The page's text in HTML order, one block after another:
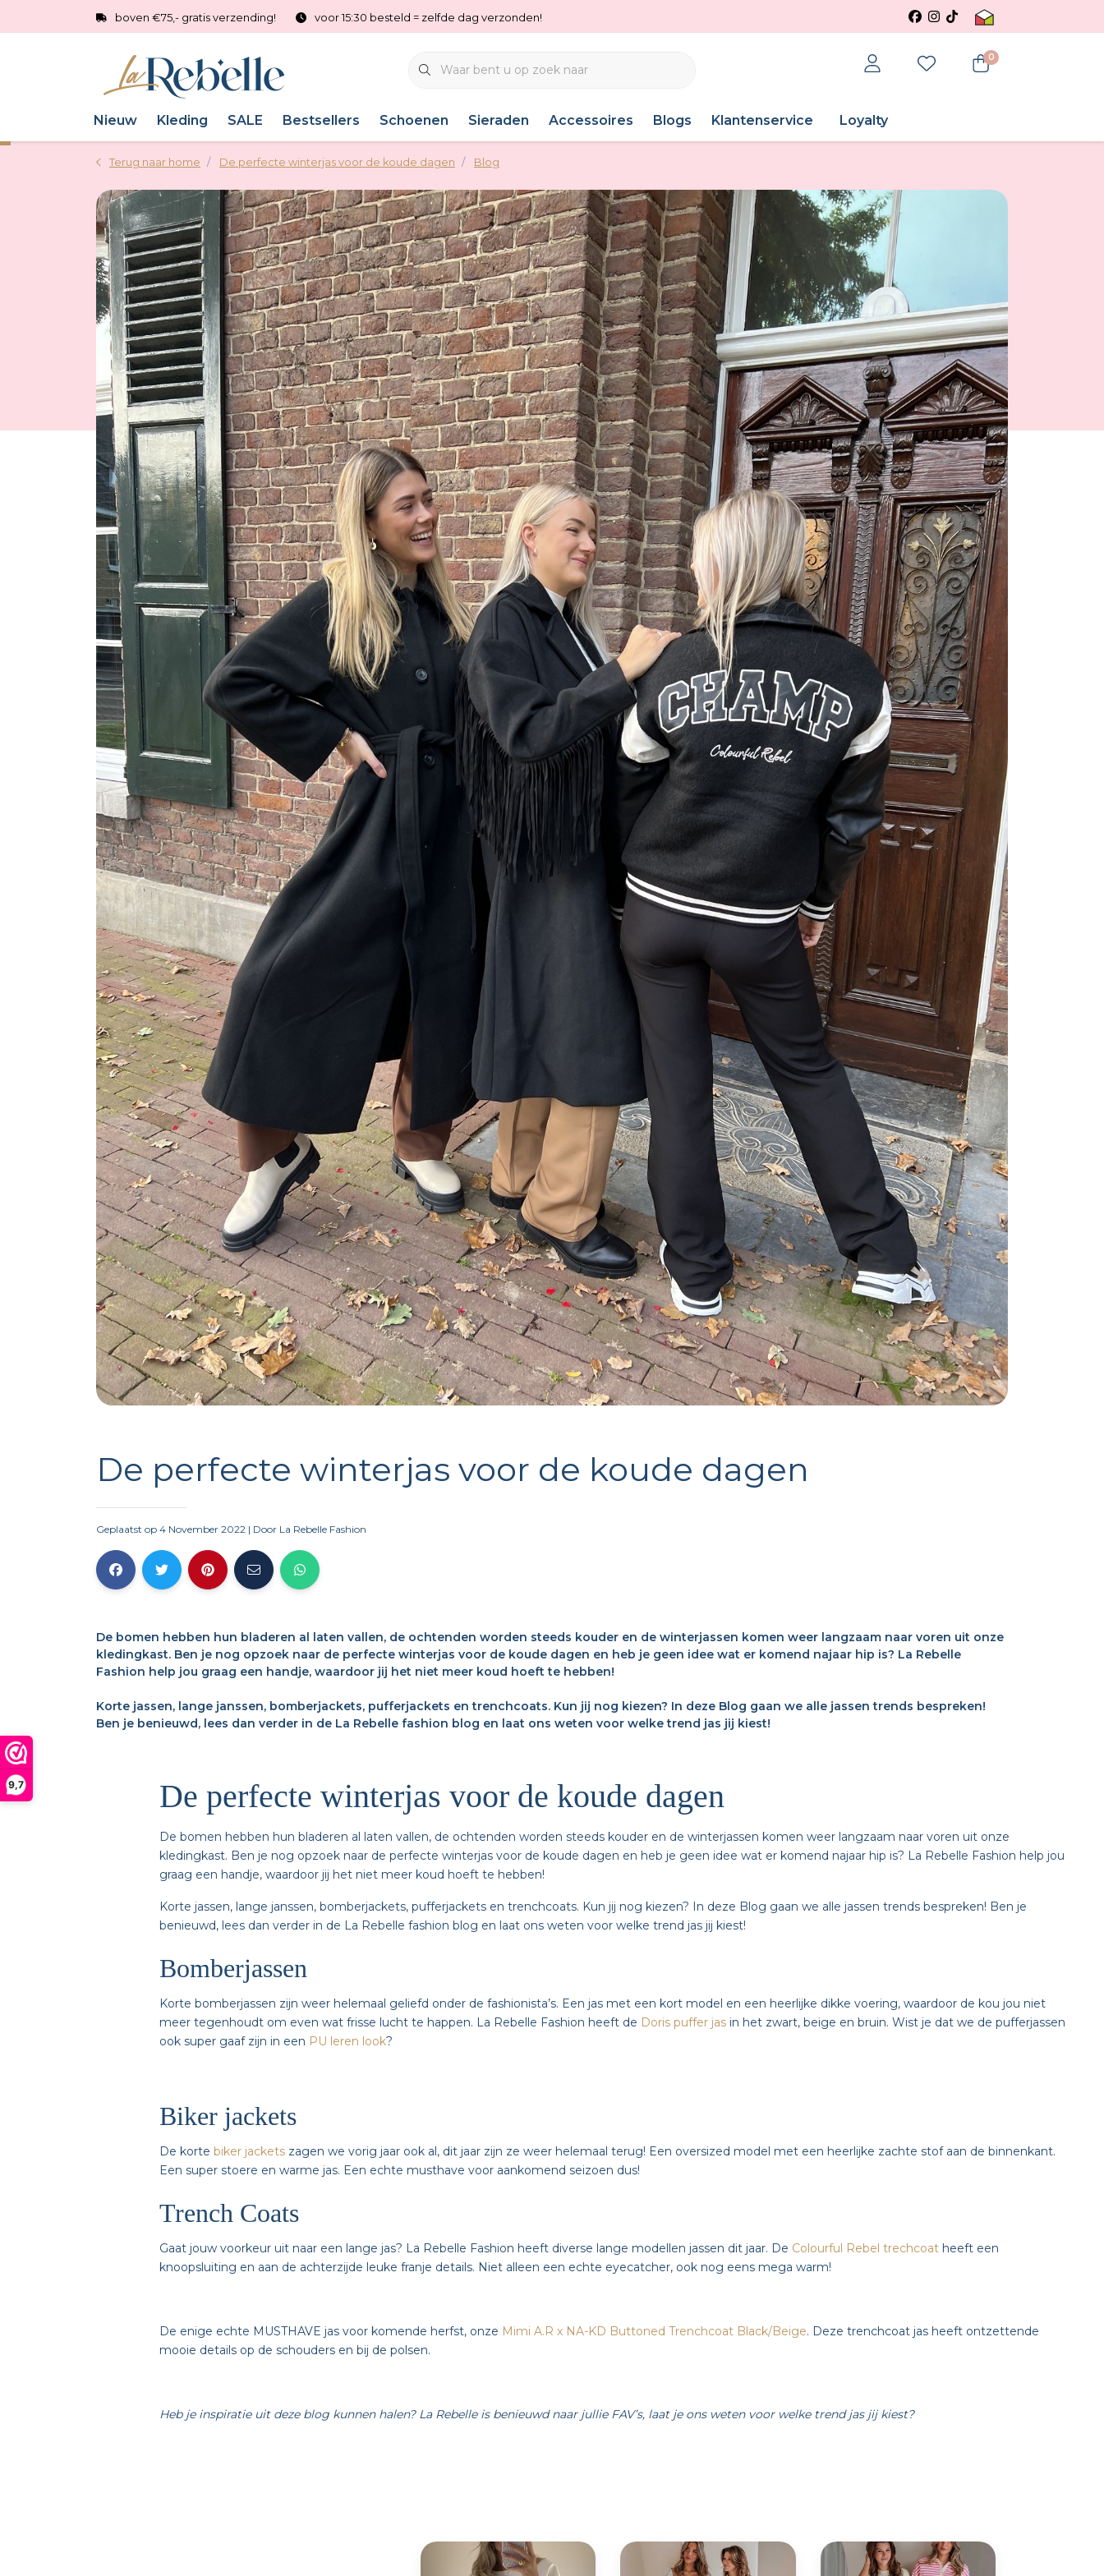
9,7
boven €75,- gratis verzending! voor 15:30 besteld = zelfde dag verzonden!
0
Nieuw Kleding SALE Bestsellers Schoenen Sieraden Accessoires Blogs Klantenservice Loyalty
Terug naar home De perfecte winterjas voor de koude dagen Blog
De perfecte winterjas voor de koude dagen
Geplaatst op 4 November 2022 | Door La Rebelle Fashion
De bomen hebben hun bladeren al laten vallen, de ochtenden worden steeds kouder en de winterjassen komen weer langzaam naar voren uit onze
kledingkast. Ben je nog opzoek naar de perfecte winterjas voor de koude dagen en heb je geen idee wat er komend najaar hip is? La Rebelle
Fashion help jou graag een handje, waardoor jij het niet meer koud hoeft te hebben!
Korte jassen, lange janssen, bomberjackets, pufferjackets en trenchcoats. Kun jij nog kiezen? In deze Blog gaan we alle jassen trends bespreken!
Ben je benieuwd, lees dan verder in de La Rebelle fashion blog en laat ons weten voor welke trend jas jij kiest!
De perfecte winterjas voor de koude dagen
De bomen hebben hun bladeren al laten vallen, de ochtenden worden steeds kouder en de winterjassen komen weer langzaam naar voren uit onze
kledingkast. Ben je nog opzoek naar de perfecte winterjas voor de koude dagen en heb je geen idee wat er komend najaar hip is? La Rebelle Fashion help jou
graag een handje, waardoor jij het niet meer koud hoeft te hebben!
Korte jassen, lange janssen, bomberjackets, pufferjackets en trenchcoats. Kun jij nog kiezen? In deze Blog gaan we alle jassen trends bespreken! Ben je
benieuwd, lees dan verder in de La Rebelle fashion blog en laat ons weten voor welke trend jas jij kiest!
Bomberjassen
Korte bomberjassen zijn weer helemaal geliefd onder de fashionista’s. Een jas met een kort model en een heerlijke dikke voering, waardoor de kou jou niet
meer tegenhoudt om even wat frisse lucht te happen. La Rebelle Fashion heeft de Doris puffer jas in het zwart, beige en bruin. Wist je dat we de pufferjassen
ook super gaaf zijn in een PU leren look?
Biker jackets
De korte biker jackets zagen we vorig jaar ook al, dit jaar zijn ze weer helemaal terug! Een oversized model met een heerlijke zachte stof aan de binnenkant.
Een super stoere en warme jas. Een echte musthave voor aankomend seizoen dus!
Trench Coats
Gaat jouw voorkeur uit naar een lange jas? La Rebelle Fashion heeft diverse lange modellen jassen dit jaar. De Colourful Rebel trechcoat heeft een
knoopsluiting en aan de achterzijde leuke franje details. Niet alleen een echte eyecatcher, ook nog eens mega warm!
De enige echte MUSTHAVE jas voor komende herfst, onze Mimi A.R x NA-KD Buttoned Trenchcoat Black/Beige. Deze trenchcoat jas heeft ontzettende
mooie details op de schouders en bij de polsen.
Heb je inspiratie uit deze blog kunnen halen? La Rebelle is benieuwd naar jullie FAV’s, laat je ons weten voor welke trend jas jij kiest?